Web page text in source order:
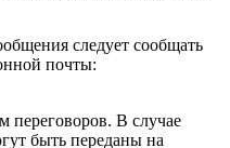
следует сообщать
почты:
переговоров. В случае
быть переданы на